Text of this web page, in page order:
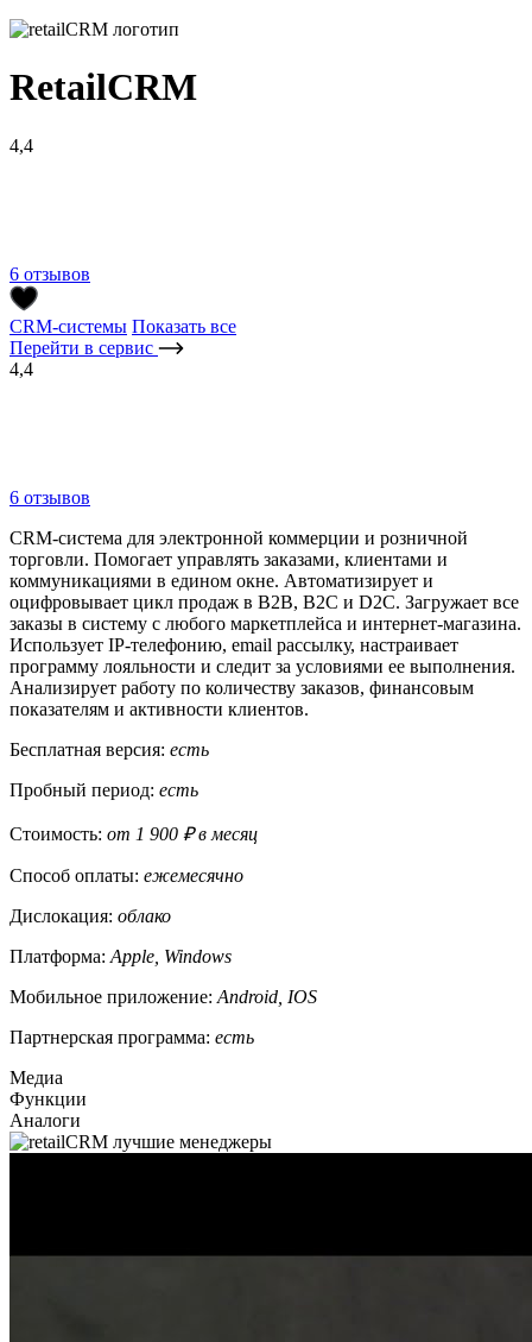
RetailCRM
4,4
6 отзывов
CRM-системы Показать все
Перейти в сервис
4,4
6 отзывов
CRM-система для электронной коммерции и розничной
торговли. Помогает управлять заказами, клиентами и
коммуникациями в едином окне. Автоматизирует и
оцифровывает цикл продаж в B2B, B2C и D2C. Загружает все
заказы в систему с любого маркетплейса и интернет-магазина.
Использует IP-телефонию, email рассылку, настраивает
программу лояльности и следит за условиями ее выполнения.
Анализирует работу по количеству заказов, финансовым
показателям и активности клиентов.
Бесплатная версия: есть
Пробный период: есть
Стоимость: от 1 900 ₽ в месяц
Способ оплаты: ежемесячно
Дислокация: облако
Платформа: Apple, Windows
Мобильное приложение: Android, IOS
Партнерская программа: есть
Медиа
Функции
Аналоги